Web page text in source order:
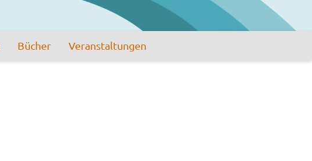
Bücher Veranstaltungen